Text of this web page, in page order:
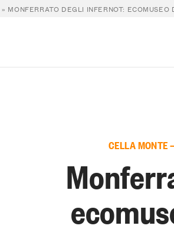
» MONFERRATO DEGLI INFERNOT:
CELLA MONTE